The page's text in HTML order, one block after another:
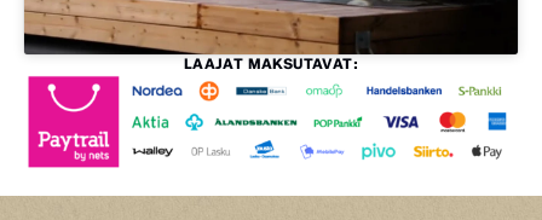
LAAJAT MAKSUTAVAT: